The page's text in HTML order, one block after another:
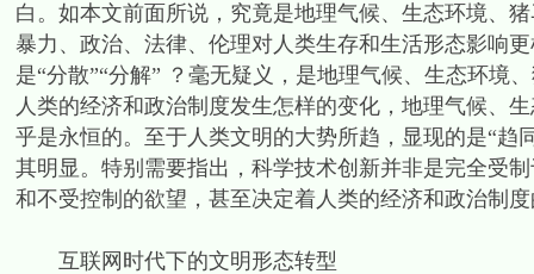
白。如本文前面所说，究竟是地理气候、生态环境、
暴力、政治、法律、伦理对人类生存和生活形态影响
是“分散”“分解” ？毫无疑义，是地理气候、生态环境
人类的经济和政治制度发生怎样的变化，地理气候、
乎是永恒的。至于人类文明的大势所趋，显现的是“趋
其明显。特别需要指出，科学技术创新并非是完全受
和不受控制的欲望，甚至决定着人类的经济和政治制
互联网时代下的文明形态转型